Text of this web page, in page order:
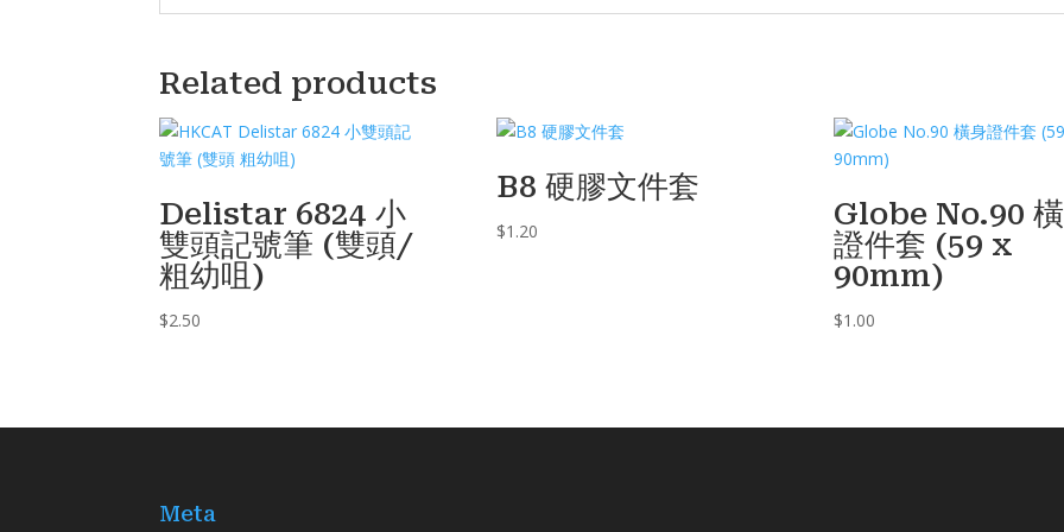
Related products
Delistar 6824 小
雙頭記號筆 (雙頭/
粗幼咀)
$2.50
B8 硬膠文件套
$1.20
Globe No.90
證件套 (59 x
90mm)
$1.00
Meta